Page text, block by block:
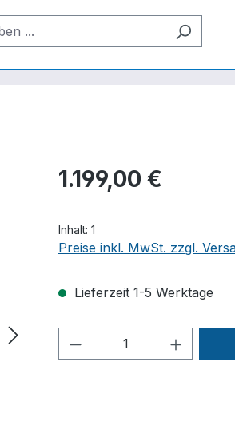
1.199,00 €
Inhalt: 1
Preise inkl. MwSt. zzgl.
Lieferzeit 1-5 Werktage
Produkt Anzahl: